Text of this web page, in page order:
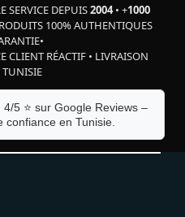
SERVICE DEPUIS2004• +1000
100% AUTHENTIQUES
•
CLIENT RÉACTIF • LIVRAISON
TUNISIE
4/5 ⭐ sur Google Reviews –
confiance en Tunisie.